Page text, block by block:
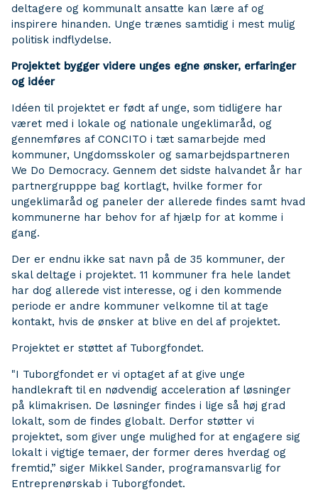
deltagere og kommunalt ansatte kan lære af og
inspirere hinanden. Unge trænes samtidig i mest mulig
politisk indflydelse.
Projektet bygger videre unges egne ønsker, erfaringer
og idéer
Idéen til projektet er født af unge, som tidligere har
været med i lokale og nationale ungeklimaråd, og
gennemføres af CONCITO i tæt samarbejde med
kommuner, Ungdomsskoler og samarbejdspartneren
We Do Democracy. Gennem det sidste halvandet år har
partnergrupppe bag kortlagt, hvilke former for
ungeklimaråd og paneler der allerede findes samt hvad
kommunerne har behov for af hjælp for at komme i
gang.
Der er endnu ikke sat navn på de 35 kommuner, der
skal deltage i projektet. 11 kommuner fra hele landet
har dog allerede vist interesse, og i den kommende
periode er andre kommuner velkomne til at tage
kontakt, hvis de ønsker at blive en del af projektet.
Projektet er støttet af Tuborgfondet.
"I Tuborgfondet er vi optaget af at give unge
handlekraft til en nødvendig acceleration af løsninger
på klimakrisen. De løsninger findes i lige så høj grad
lokalt, som de findes globalt. Derfor støtter vi
projektet, som giver unge mulighed for at engagere sig
lokalt i vigtige temaer, der former deres hverdag og
fremtid,” siger Mikkel Sander, programansvarlig for
Entreprenørskab i Tuborgfondet.